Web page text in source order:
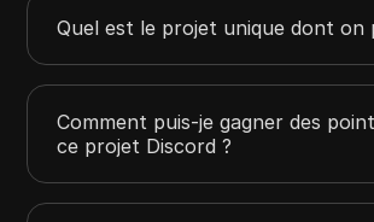
Quel est le projet unique dont on
Comment puis-je gagner des
ce projet Discord ?